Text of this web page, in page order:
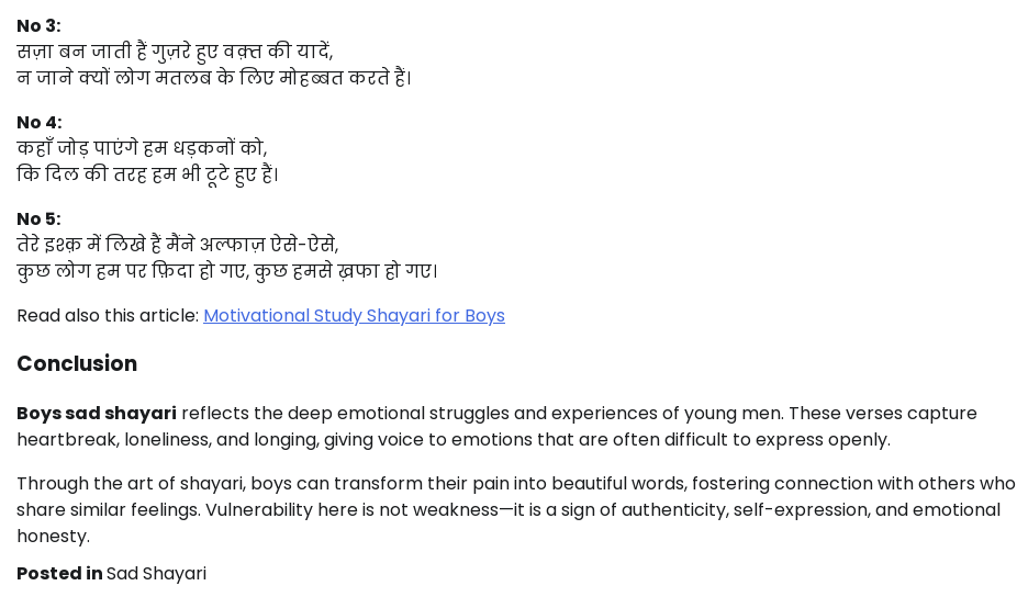
No 3:
सज़ा बन जाती हैं गुज़रे हुए वक़्त की यादें,
न जाने क्यों लोग मतलब के लिए मोहब्बत करते हैं।
No 4:
कहाँ जोड़ पाएंगे हम धड़कनों को,
कि दिल की तरह हम भी टूटे हुए हैं।
No 5:
तेरे इश्क़ में लिखे हैं मैंने अल्फाज़ ऐसे-ऐसे,
कुछ लोग हम पर फ़िदा हो गए, कुछ हमसे ख़फा हो गए।
Read also this article: Motivational Study Shayari for Boys
Conclusion
Boys sad shayari reflects the deep emotional struggles and experiences of young men. These verses capture
heartbreak, loneliness, and longing, giving voice to emotions that are often difficult to express openly.
Through the art of shayari, boys can transform their pain into beautiful words, fostering connection with others who
share similar feelings. Vulnerability here is not weakness—it is a sign of authenticity, self-expression, and emotional
honesty.
Posted inSad Shayari